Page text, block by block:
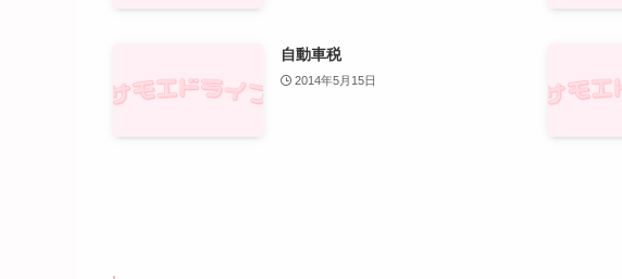
自動車税
2014年5月15日